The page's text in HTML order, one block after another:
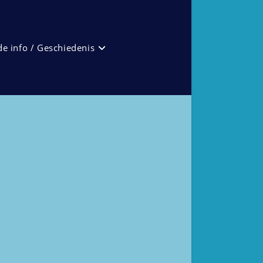
info / Geschiedenis